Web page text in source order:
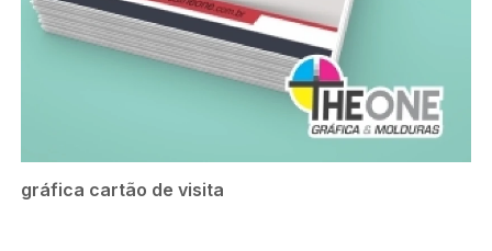
gráfica cartão de visita